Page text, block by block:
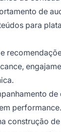
de
para
de
performance.
construção de